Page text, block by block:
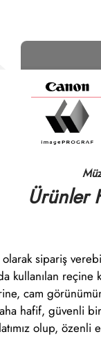
Ürünler
sipariş
kullanılan
cam
hafif, güvenli
olup, özenli